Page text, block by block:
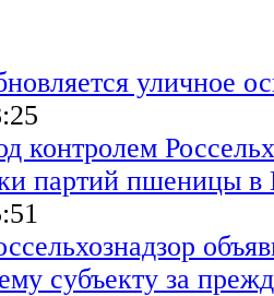
уличное
контролем
партий пшеницы в
субъекту за